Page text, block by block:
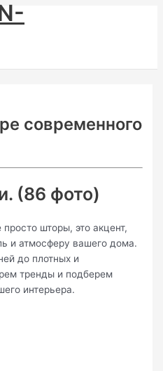
современного
(86 фото)
шторы, это акцент,
и атмосферу вашего дома.
до плотных и
тренды и подберем
интерьера.